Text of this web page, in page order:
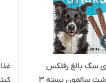
سگ بالغ رفلکس
پلاس طعم گوشت سالمون بسته 3